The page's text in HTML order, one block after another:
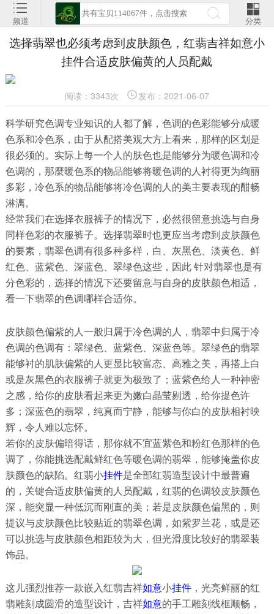
频道 分类
选择翡翠也必须考虑到皮肤颜色，红翡吉祥如意小
挂件合适皮肤偏黄的人员配戴
阅读：3343次 发布：2021-06-07
科学研究色调专业知识的人都了解，色调的色彩能够分成暖
色系和冷色系，由于从配搭美观大方上看来，那样的区划是
很必须的。实际上每一个人的肤色也是能够分为暖色调和冷
色调的，那麼暖色系的物品能够将暖色调的人衬得更为绚丽
多彩，冷色系的物品能够将冷色调的人的美主要表现的酣畅
淋漓。
经常我们在选择衣服裤子的情况下，必然很留意挑选与自身
同样色彩的衣服裤子。选择翡翠时也更应当考虑到皮肤颜色
的要素，翡翠色调有很多种多样，白、灰黑色、淡黄色、鲜
红色、蓝紫色、深蓝色、翠绿色这些，因此 针对翡翠也是有
分色彩的，选择的情况下还要留意与自身的皮肤颜色相适，
看一下翡翠的色调哪样合适你。
皮肤颜色偏紫的人一般归属于冷色调的人，翡翠中归属于冷
色调的色调有：翠绿色、蓝紫色、深蓝色等。翠绿色的翡翠
能够衬的肌肤偏紫的人更显比较富态、高雅之美，再搭上白
或是灰黑色的衣服裤子就更为极致了；蓝紫色给人一种神密
之感，给你的皮肤看起来更为嫩白晶莹剔透，给你提色许
多；深蓝色的翡翠，纯真而宁静，能够与你白的皮肤相衬映
辉，令人难以忘怀。
若你的皮肤偏暗得话，那你就不宜蓝紫色和粉红色那样的色
调了，你能挑选配戴鲜红色等暖色调的翡翠，能够掩盖你皮
肤颜色的缺陷。红翡小挂件是全部红翡造型设计中最普遍
的，关键合适皮肤偏黄的人员配戴，红翡的色调较皮肤颜色
深，能突显一种低沉而刚直的美；若是皮肤颜色偏黑的，则
提议与皮肤颜色比较贴近的翡翠色调，如紫罗兰花，或是还
可以挑选与皮肤颜色相距较为大，但光滑度比较好的翡翠装
饰品。
这儿强烈推荐一款嵌入红翡吉祥如意小挂件，光亮鲜丽的红
翡雕刻成圆滑的造型设计，吉祥如意的手工雕刻线框顺畅，